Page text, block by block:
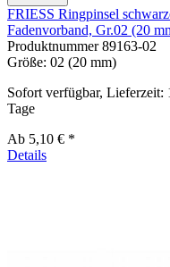
FRIESS Ringpinsel
Fadenvorband, Gr.02 (20
Produktnummer89163-02
Größe: 02 (20 mm)
Sofort verfügbar, Lieferzeit:
Tage
Ab 5,10 € *
Details